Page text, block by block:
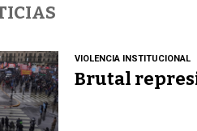
VIOLENCIA INSTITUCIONAL
Brutal